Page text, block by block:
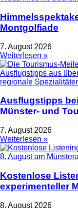
Montgolfiade
7. August 2026
Weiterlesen »
Ausflugstipps
Münster- und
7. August 2026
Weiterlesen »
Kostenlose
experimenteller
8. August 2026